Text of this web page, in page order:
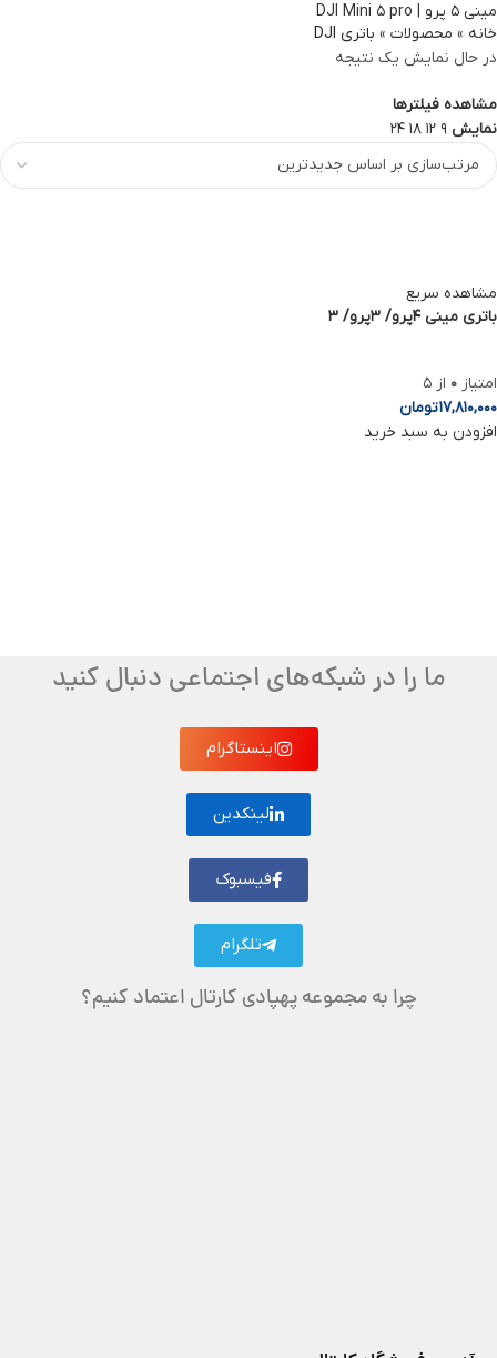
مینی ۵ پرو | DJI Mini ۵ pro
خانه » محصولات » باتری DJI
در حال نمایش یک نتیجه
مشاهده فیلترها
نمایش 9
12
18
24
مشاهده سریع
باتری مینی 4پرو/ 3پرو/ 3
امتیاز 0 از 5
17,810,000تومان
افزودن به سبد خرید
ما را در شبکه‌های اجتماعی دنبال کنید
اینستاگرام
لینکدین
فیسبوک
تلگرام
چرا به مجموعه پهپادی کارتال اعتماد کنیم؟